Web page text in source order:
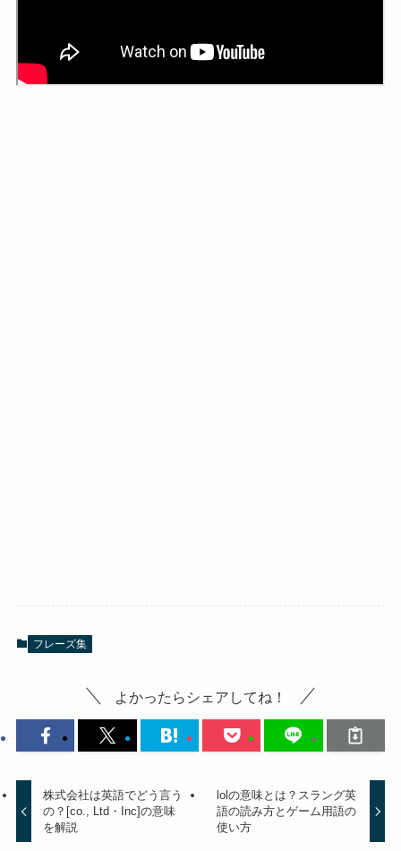
フレーズ集
よかったらシェアしてね！
株式会社は英語でどう言う
の？[co., Ltd・Inc]の意味
を解説
lolの意味とは？スラング英
語の読み方とゲーム用語の
使い方